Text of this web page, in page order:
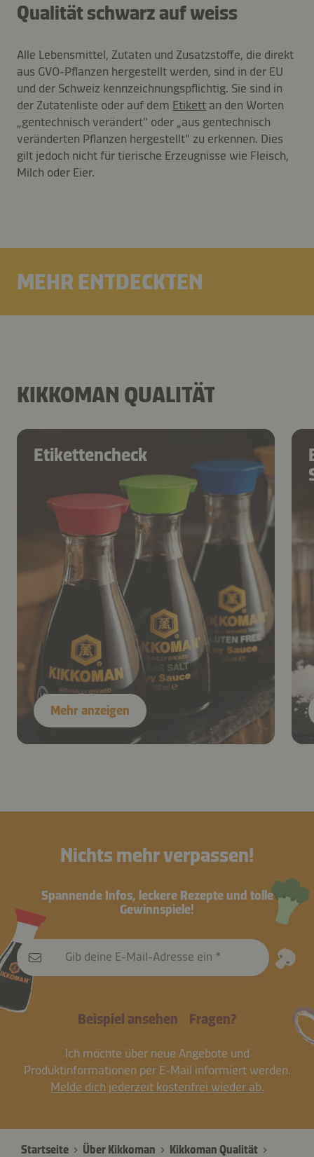
Qualität schwarz auf weiss
Alle Lebensmittel, Zutaten und Zusatzstoffe, die direkt
aus GVO-Pflanzen hergestellt werden, sind in der EU
und der Schweiz kennzeichnungspflichtig. Sie sind in
der Zutatenliste oder auf dem Etikett an den Worten
„gentechnisch verändert" oder „aus gentechnisch
veränderten Pflanzen hergestellt" zu erkennen. Dies
gilt jedoch nicht für tierische Erzeugnisse wie Fleisch,
Milch oder Eier.
MEHR ENTDECKTEN
KIKKOMAN QUALITÄT
Etikettencheck
Mehr anzeigen
Nichts mehr verpassen!
Spannende Infos, leckere Rezepte und tolle
Gewinnspiele!
Gib deine E-Mail-Adresse ein
Beispiel ansehen Fragen?
Ich möchte über neue Angebote und
Produktinformationen per E-Mail informiert werden.
Melde dich jederzeit kostenfrei wieder ab.
Startseite Über Kikkoman
Kikkoman Qualität